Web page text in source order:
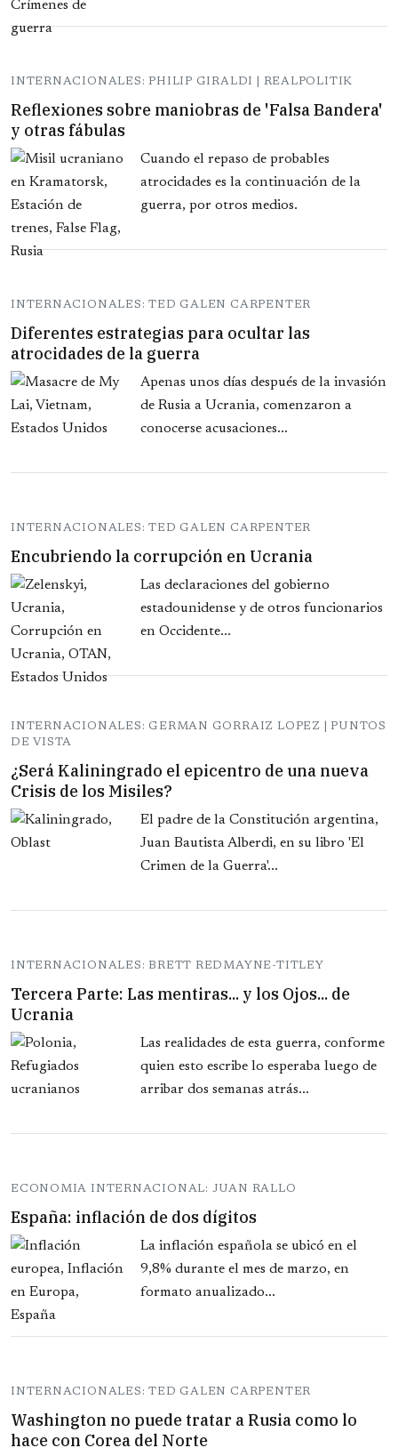
INTERNACIONALES: PHILIP GIRALDI | REALPOLITIK
Reflexiones sobre maniobras de 'Falsa Bandera'
y otras fábulas
Cuando el repaso de probables
atrocidades es la continuación de la
guerra, por otros medios.
INTERNACIONALES: TED GALEN CARPENTER
Diferentes estrategias para ocultar las
atrocidades de la guerra
Apenas unos días después de la invasión
de Rusia a Ucrania, comenzaron a
conocerse acusaciones...
INTERNACIONALES: TED GALEN CARPENTER
Encubriendo la corrupción en Ucrania
Las declaraciones del gobierno
estadounidense y de otros funcionarios
en Occidente...
INTERNACIONALES: GERMAN GORRAIZ LOPEZ | PUNTOS
DE VISTA
¿Será Kaliningrado el epicentro de una nueva
Crisis de los Misiles?
El padre de la Constitución argentina,
Juan Bautista Alberdi, en su libro 'El
Crimen de la Guerra'...
INTERNACIONALES: BRETT REDMAYNE-TITLEY
Tercera Parte: Las mentiras... y los Ojos... de
Ucrania
Las realidades de esta guerra, conforme
quien esto escribe lo esperaba luego de
arribar dos semanas atrás...
ECONOMIA INTERNACIONAL: JUAN RALLO
España: inflación de dos dígitos
La inflación española se ubicó en el
9,8% durante el mes de marzo, en
formato anualizado...
INTERNACIONALES: TED GALEN CARPENTER
Washington no puede tratar a Rusia como lo
hace con Corea del Norte